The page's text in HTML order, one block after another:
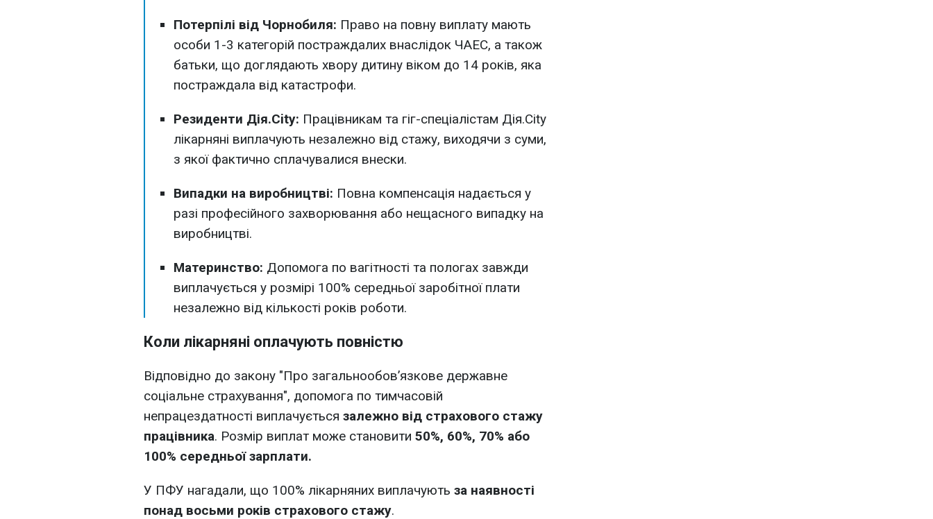
Потерпілі від Чорнобиля: Право на повну виплату мають
особи 1-3 категорій постраждалих внаслідок ЧАЕС, а також
батьки, що доглядають хвору дитину віком до 14 років, яка
постраждала від катастрофи.
Резиденти Дія.City: Працівникам та гіг-спеціалістам Дія.City
лікарняні виплачують незалежно від стажу, виходячи з суми,
з якої фактично сплачувалися внески.
Випадки на виробництві: Повна компенсація надається у
разі професійного захворювання або нещасного випадку на
виробництві.
Материнство: Допомога по вагітності та пологах завжди
виплачується у розмірі 100% середньої заробітної плати
незалежно від кількості років роботи.
Коли лікарняні оплачують повністю
Відповідно до закону "Про загальнообов’язкове державне
соціальне страхування", допомога по тимчасовій
непрацездатності виплачується залежно від страхового стажу
працівника. Розмір виплат може становити 50%, 60%, 70% або
100% середньої зарплати.
У ПФУ нагадали, що 100% лікарняних виплачують за наявності
понад восьми років страхового стажу.